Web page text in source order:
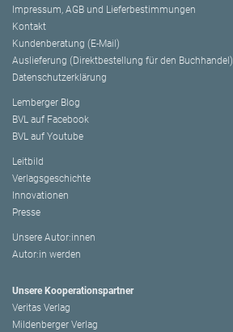
Impressum, AGB und Lieferbestimmungen
Kontakt
Kundenberatung (E-Mail)
Auslieferung (Direktbestellung für den Buchhandel)
Datenschutzerklärung
Lemberger Blog
BVL auf Facebook
BVL auf Youtube
Leitbild
Verlagsgeschichte
Innovationen
Presse
Unsere Autor:innen
Autor:in werden
Unsere Kooperationspartner
Veritas Verlag
Mildenberger Verlag